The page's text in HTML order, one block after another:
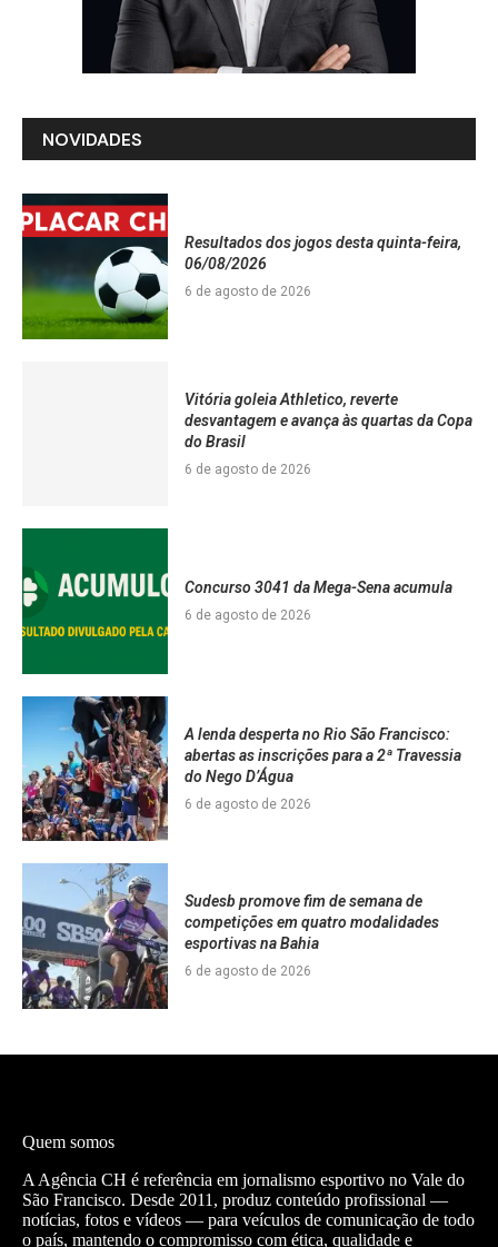
NOVIDADES
Resultados dos jogos desta quinta-feira,
06/08/2026
6 de agosto de 2026
Vitória goleia Athletico, reverte
desvantagem e avança às quartas da Copa
do Brasil
6 de agosto de 2026
Concurso 3041 da Mega-Sena acumula
6 de agosto de 2026
A lenda desperta no Rio São Francisco:
abertas as inscrições para a 2ª Travessia
do Nego D’Água
6 de agosto de 2026
Sudesb promove fim de semana de
competições em quatro modalidades
esportivas na Bahia
6 de agosto de 2026
Quem somos
A Agência CH é referência em jornalismo esportivo no Vale do
São Francisco. Desde 2011, produz conteúdo profissional —
notícias, fotos e vídeos — para veículos de comunicação de todo
o país, mantendo o compromisso com ética, qualidade e